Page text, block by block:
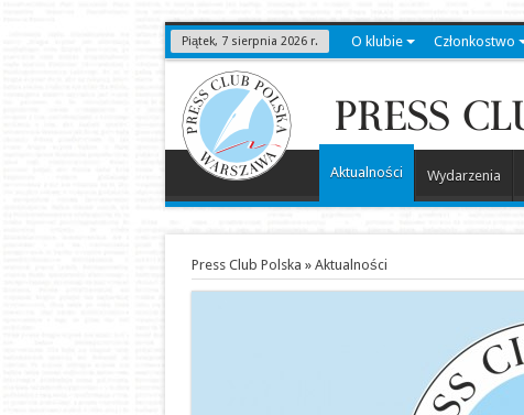
Piątek, 7 sierpnia 2026 r. O klubie Członkostwo
Aktualności Wydarzenia
Press Club Polska » Aktualności